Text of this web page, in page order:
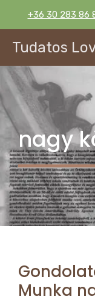
tartalomba
+36 30 283 86
Tudatos
nagy
Munka